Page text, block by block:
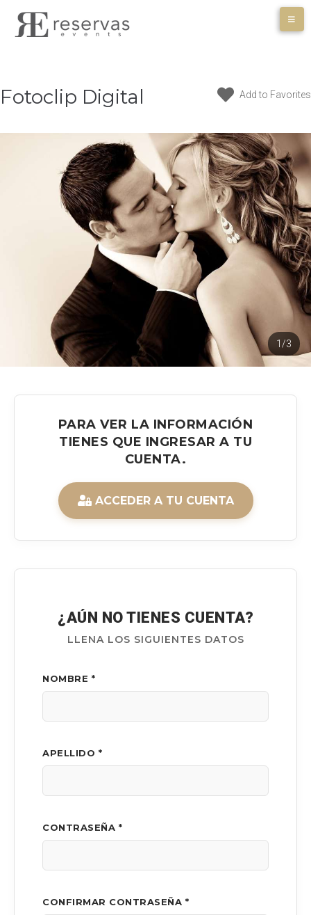
Fotoclip Digital Add to Favorites
1/3
PARA VER LA INFORMACIÓN
TIENES QUE INGRESAR A TU
CUENTA.
ACCEDER A TU CUENTA
¿AÚN NO TIENES CUENTA?
LLENA LOS SIGUIENTES DATOS
NOMBRE *
APELLIDO *
CONTRASEÑA *
CONFIRMAR CONTRASEÑA *